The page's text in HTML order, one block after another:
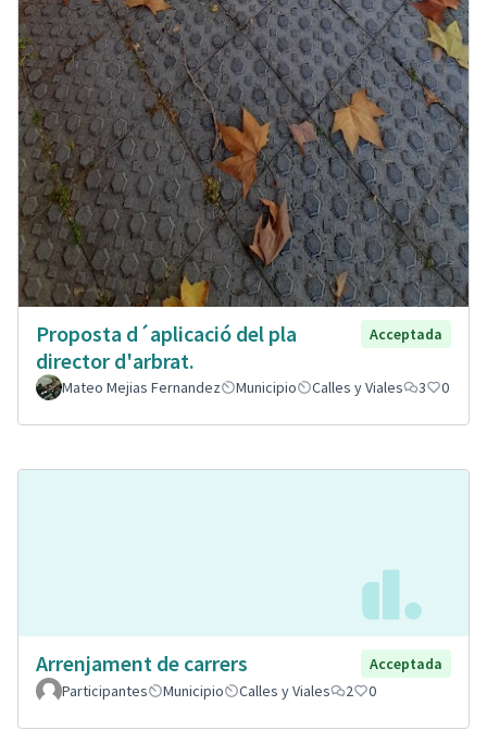
Proposta d´aplicació del pla
director d'arbrat.
Acceptada
Mateo Mejias Fernandez Municipio Calles y Viales 3 0
Arrenjament de carrers
Acceptada
Participantes
Municipio Calles y Viales 2 0